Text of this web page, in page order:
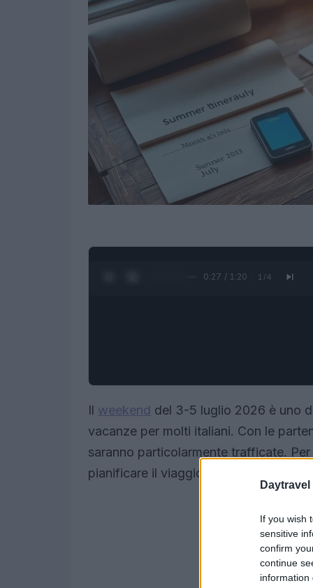
Daytravel
If you wish
sensitive
confirm
continue
information
0:28 / 1:20 1 /4
Il weekend del 3-5 luglio 2026 è uno
vacanze per molti italiani. Con le
saranno particolarmente trafficate.
pianificare il viaggio con attenzione.